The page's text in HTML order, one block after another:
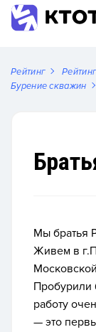
Рейтинг
Бурение скважин
Мы братья
Живем в
работу
— это